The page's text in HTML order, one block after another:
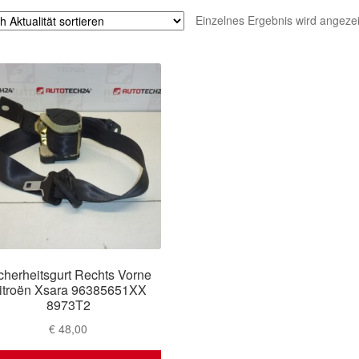
Einzelnes Ergebnis wird
Rechts Vorne
Xsara 96385651XX
8973T2
€ 48,00